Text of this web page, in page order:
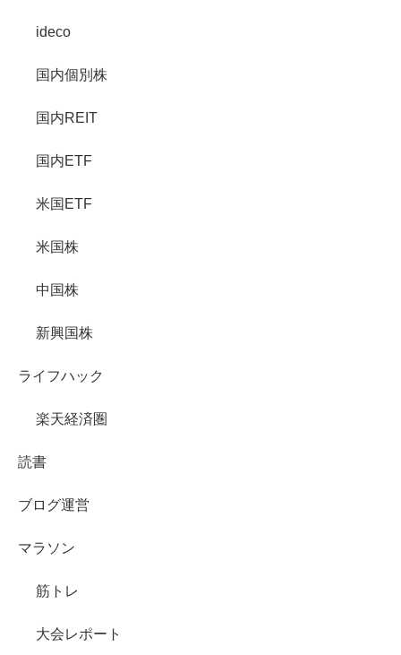
ideco
国内個別株
国内REIT
国内ETF
米国ETF
米国株
中国株
新興国株
ライフハック
楽天経済圏
読書
ブログ運営
マラソン
筋トレ
大会レポート